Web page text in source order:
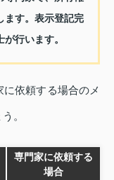
ます。表示登記完
行います。
依頼する場合のメ
。
専門家に依頼する
場合